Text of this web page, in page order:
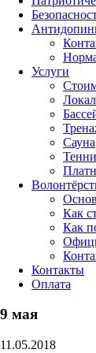
Услуги
Сауна
Как
Как
Контакты
Оплата
9 мая
11.05.2018